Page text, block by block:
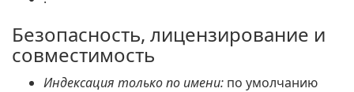
Безопасность, лицензирование и
совместимость
Индексация только по имени: по умолчанию